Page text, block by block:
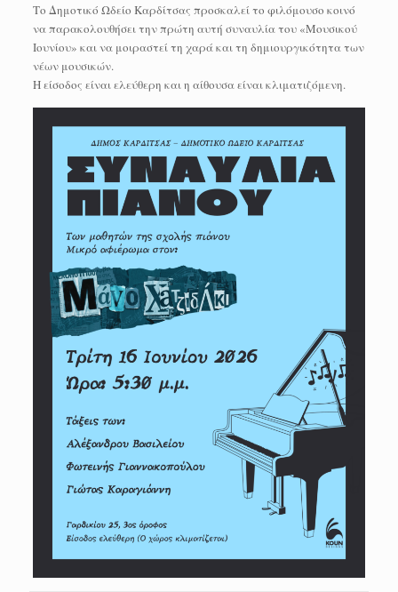
Το Δημοτικό Ωδείο Καρδίτσας προσκαλεί το φιλόμουσο κοινό
να παρακολουθήσει την πρώτη αυτή συναυλία του «Μουσικού
Ιουνίου» και να μοιραστεί τη χαρά και τη δημιουργικότητα των
νέων μουσικών.
Η είσοδος είναι ελεύθερη και η αίθουσα είναι κλιματιζόμενη.